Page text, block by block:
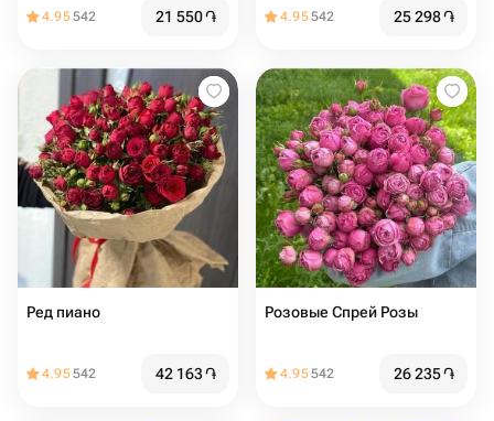
4.95542 21 550֏ 4.95542 25 298֏
Ред пиано
4.95542 42 163֏
Розовые Спрей Розы
4.95542 26 235֏